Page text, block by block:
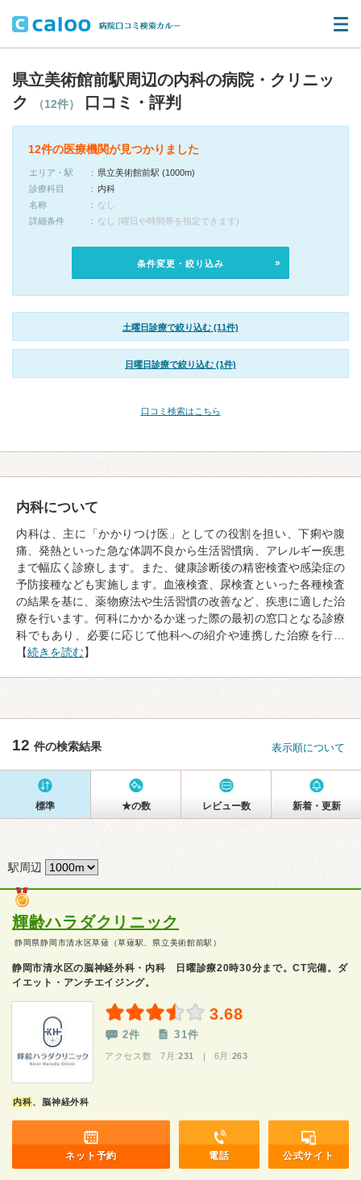
県立美術館前駅周辺の内科の病院・クリニッ
ク
（12件） 口コミ・評判
12件の医療機関が見つかりました
エリア・駅
県立美術館前駅 (1000m)
診療科目
内科
名称
なし
詳細条件
なし (曜日や時間帯を指定できます)
条件変更・絞り込み
土曜日診療で絞り込む (11件)
日曜日診療で絞り込む (1件)
口コミ検索はこちら
内科について
内科は、主に「かかりつけ医」としての役割を担い、下痢や腹
痛、発熱といった急な体調不良から生活習慣病、アレルギー疾患
まで幅広く診療します。また、健康診断後の精密検査や感染症の
予防接種なども実施します。血液検査、尿検査といった各種検査
の結果を基に、薬物療法や生活習慣の改善など、疾患に適した治
療を行います。何科にかかるか迷った際の最初の窓口となる診療
科でもあり、必要に応じて他科への紹介や連携した治療を行…
【続きを読む】
12 件の検索結果 表示順について
標準 ★の数 レビュー数 新着・更新
駅周辺
輝齢ハラダクリニック
静岡県静岡市清水区草薙（草薙駅、県立美術館前駅）
静岡市清水区の脳神経外科・内科 日曜診療20時30分まで。CT完備。ダ
イエット・アンチエイジング。
3.68
2件 31件
アクセス数 7月:231 | 6月:263
内科、脳神経外科
ネット予約 電話 公式サイト